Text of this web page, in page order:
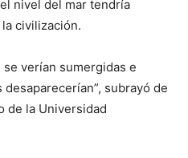
nivel del mar tendría
civilización.
se verían sumergidas e
subrayó de
de la Universidad